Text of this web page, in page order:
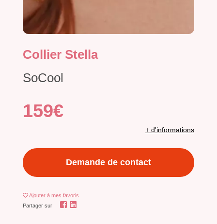
Collier Stella
SoCool
159€
+ d'informations
Demande de contact
Ajouter à mes favoris
Partager sur